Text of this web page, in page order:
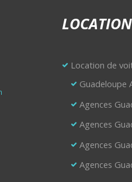
Location de
Guadeloupe
Agences
Agences
Agences
Agences